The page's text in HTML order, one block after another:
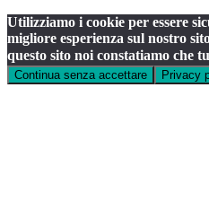
Utilizziamo i cookie per essere
migliore esperienza sul nostro
questo sito noi constatiamo che
Continua senza accettare
Privacy